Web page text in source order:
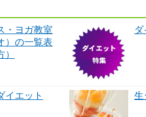
・ヨガ教室
）の一覧表
）
イエット 生